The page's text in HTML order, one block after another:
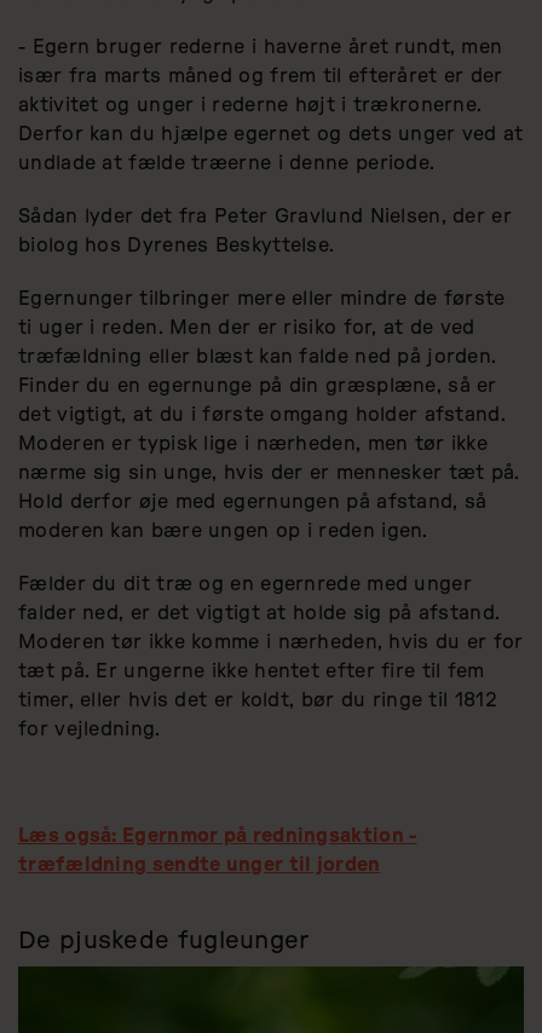
- Egern bruger rederne i haverne året rundt, men
især fra marts måned og frem til efteråret er der
aktivitet og unger i rederne højt i trækronerne.
Derfor kan du hjælpe egernet og dets unger ved at
undlade at fælde træerne i denne periode.
Sådan lyder det fra Peter Gravlund Nielsen, der er
biolog hos Dyrenes Beskyttelse.
Egernunger tilbringer mere eller mindre de første
ti uger i reden. Men der er risiko for, at de ved
træfældning eller blæst kan falde ned på jorden.
Finder du en egernunge på din græsplæne, så er
det vigtigt, at du i første omgang holder afstand.
Moderen er typisk lige i nærheden, men tør ikke
nærme sig sin unge, hvis der er mennesker tæt på.
Hold derfor øje med egernungen på afstand, så
moderen kan bære ungen op i reden igen.
Fælder du dit træ og en egernrede med unger
falder ned, er det vigtigt at holde sig på afstand.
Moderen tør ikke komme i nærheden, hvis du er for
tæt på. Er ungerne ikke hentet efter fire til fem
timer, eller hvis det er koldt, bør du ringe til 1812
for vejledning.
Læs også: Egernmor på redningsaktion -
træfældning sendte unger til jorden
De pjuskede fugleunger